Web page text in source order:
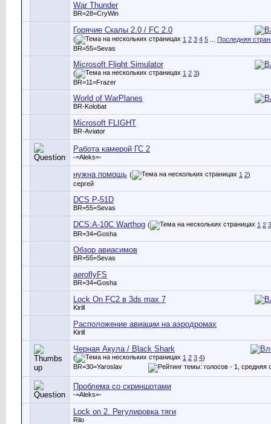
War Thunder
BR=28=CryWin
Горячие Скалы 2.0 / FC 2.0
( 1 2 3 4 5
Последняя
BR=55=Sevas
Microsoft Flight Simulator
( 1 2 3)
BR=11=Frazer
World of WarPlanes
BR-Kolobat
Microsoft FLIGHT
BR-Aviator
Работа камерой ГС 2
-=Aleks=-
нужна помощь ( 1 2)
сергей
DCS P-51D
BR=55=Sevas
DCS:A-10C Warthog ( 1 2 3
BR=34=Gosha
Обзор авиасимов
BR=55=Sevas
aeroflyFS
BR=34=Gosha
Lock On FC2 в 3ds max 7
Kirill
Расположение авиации на аэродромах
Kirill
Черная Акула / Black Shark
( 1 2 3 4)
BR=30=Yaroslav
Проблема со скриншотами
-=Aleks=-
Lock on 2. Регулировка тяги
Rilo